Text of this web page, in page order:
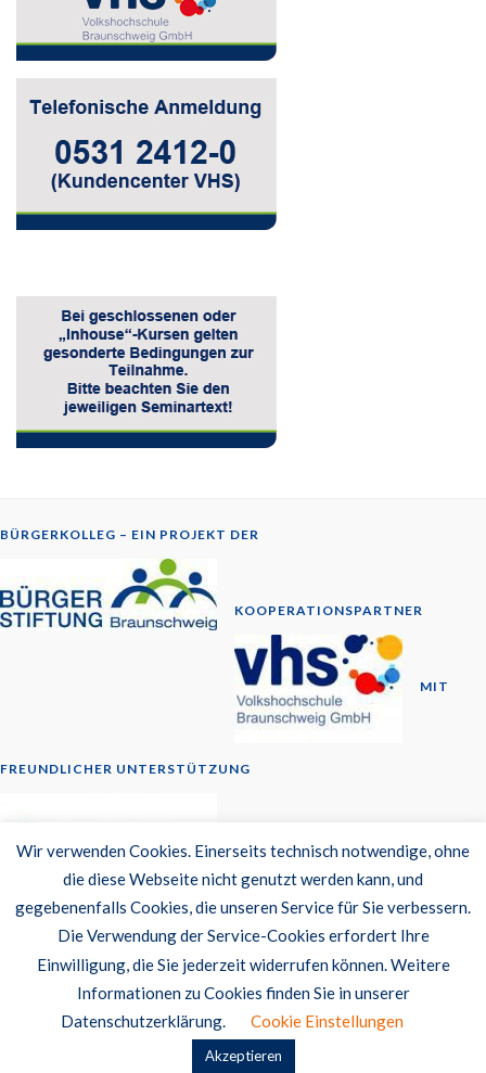
BÜRGERKOLLEG – EIN PROJEKT DER
KOOPERATIONSPARTNER
MIT
FREUNDLICHER UNTERSTÜTZUNG
© 2014-2026
Newsletter
Datenschutzerklärung
© 2026 BürgerKolleg Braunschweig.
Graphene Themes.
Wir verwenden Cookies. Einerseits technisch notwendige, ohne
die diese Webseite nicht genutzt werden kann, und
gegebenenfalls Cookies, die unseren Service für Sie verbessern.
Die Verwendung der Service-Cookies erfordert Ihre
Einwilligung, die Sie jederzeit widerrufen können. Weitere
Informationen zu Cookies finden Sie in unserer
Datenschutzerklärung.
Cookie Einstellungen
Akzeptieren